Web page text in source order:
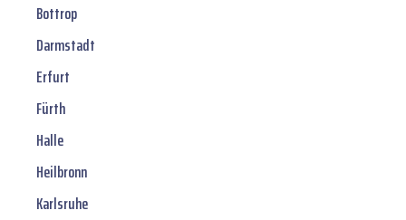
Bottrop
Darmstadt
Erfurt
Fürth
Halle
Heilbronn
Karlsruhe